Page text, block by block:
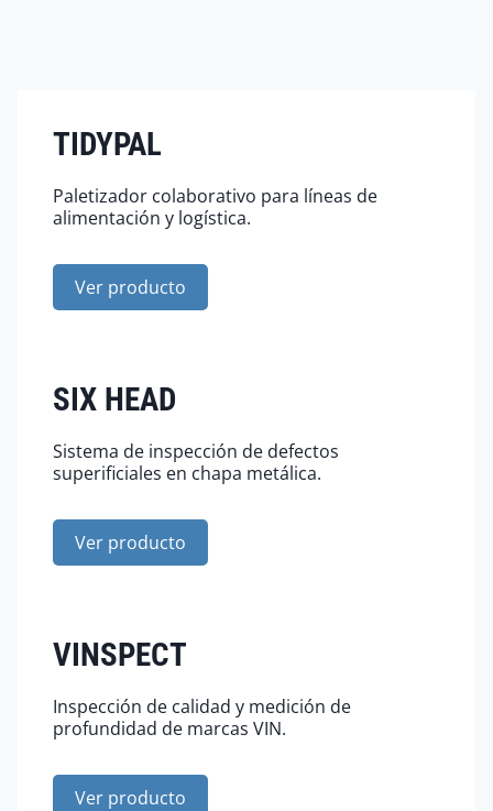
TIDYPAL
Paletizador colaborativo para líneas de
alimentación y logística.
Ver producto
SIX HEAD
Sistema de inspección de defectos
superificiales en chapa metálica.
Ver producto
VINSPECT
Inspección de calidad y medición de
profundidad de marcas VIN.
Ver producto